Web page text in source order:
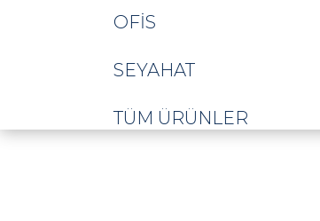
OFIS
SEYAHAT
TÜM ÜRÜNLER